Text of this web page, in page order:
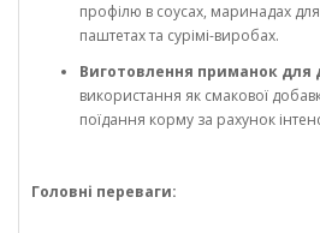
профілю в соусах, маринадах
паштетах та сурімі-виробах.
Виготовлення приманок для
використання як смакової
поїдання корму за рахунок
Головні переваги: